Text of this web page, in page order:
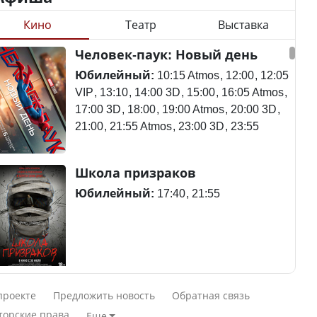
ли представлены
регионов в
төменгі жалақы,
экология: жеті
сайлаушылармен
талқылап жатыр?
зарплата,
говорят с
Станет ли
метапневмовирус
эпидемией, рассказали в
ВОЗ
потерпел крушение в
Южной Корее, погибли
120 человек
Актау: Путин принес
Кино Театр Выставка
Человек-паук: Новый день
Юбилейный: 10:15 Atmos 12:00 12:05
VIP 13:10 14:00 3D 15:00 16:05 Atmos
17:00 3D 18:00 19:00 Atmos 20:00 3D
21:00 21:55 Atmos 23:00 3D 23:55
Школа призраков
Юбилейный: 17:40 21:55
Смешарики сквозь вселенные
Юбилейный:
Предложить новость
Обратная связь